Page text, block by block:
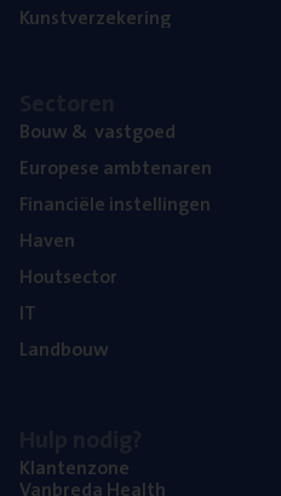
Kunst­ver­ze­ke­ring
Bouw& vastgoed
Euro­pe­se ambtenaren
Finan­ci­ë­le instellingen
Haven
Hout­sec­tor
IT
Land­bouw
Klan­ten­zo­ne
Van­b­re­da Health